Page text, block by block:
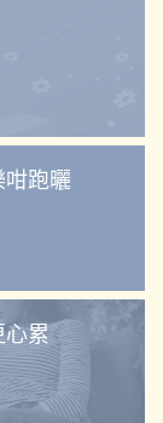
咁跑曬
心累